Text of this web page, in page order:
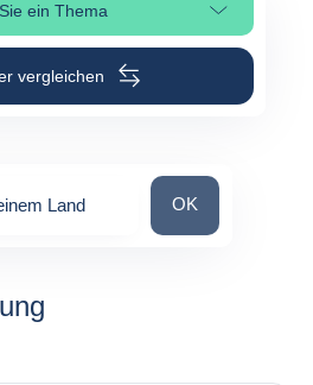
ein Thema
Seitenabschnitt auswählen
vergleichen
Land Suche nach
OK